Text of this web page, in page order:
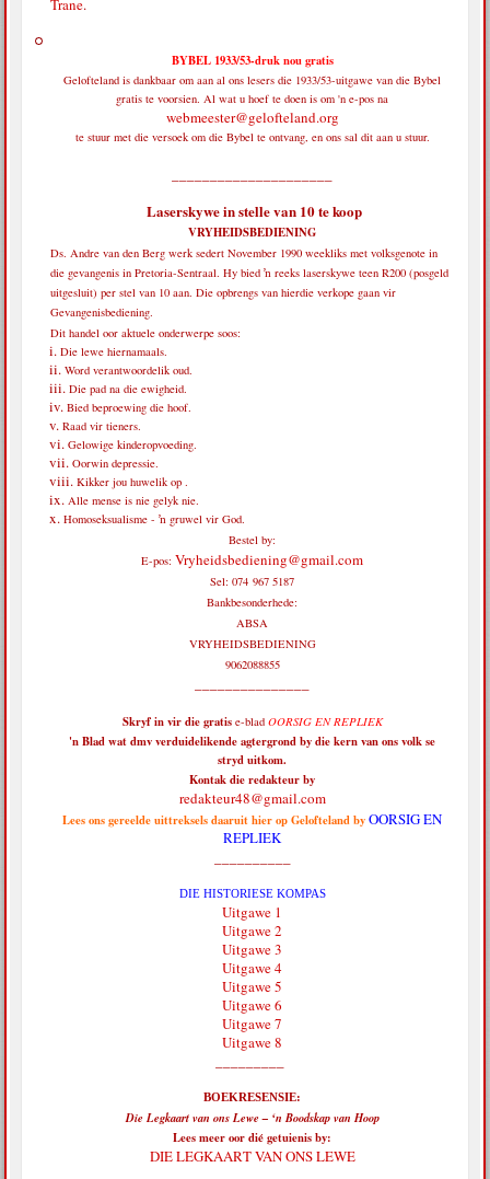
Trane.
BYBEL 1933/53-druk nou gratis
Gelofteland is dankbaar om aan al ons lesers die 1933/53-uitgawe van die Bybel
gratis te voorsien. Al wat u hoef te doen is om 'n e-pos na
webmeester@gelofteland.org
te stuur met die versoek om die Bybel te ontvang, en ons sal dit aan u stuur.
Laserskywe in stelle van 10 te koop
VRYHEIDSBEDIENING
Ds. Andre van den Berg werk sedert November 1990 weekliks met volksgenote in
die gevangenis in Pretoria-Sentraal. Hy bied ŉ reeks laserskywe teen R200 (posgeld
uitgesluit) per stel van 10 aan. Die opbrengs van hierdie verkope gaan vir
Gevangenisbediening.
Dit handel oor aktuele onderwerpe soos:
Die lewe hiernamaals.
Word verantwoordelik oud.
Die pad na die ewigheid.
Bied beproewing die hoof.
Raad vir tieners.
Gelowige kinderopvoeding.
Oorwin depressie.
Kikker jou huwelik op .
Alle mense is nie gelyk nie.
Homoseksualisme - ŉ gruwel vir God.
Bestel by:
E-pos: Vryheidsbediening@gmail.com
Sel: 074 967 5187
Bankbesonderhede:
ABSA
VRYHEIDSBEDIENING
9062088855
Skryf in vir diegratise-bladOORSIG EN REPLIEK
'n Blad wat dmv verduidelikende agtergrond by die kern van ons volk se
stryd uitkom.
Kontak die redakteur by
redakteur48@gmail.com
Lees ons gereelde uittreksels daaruit hier op Gelofteland byOORSIG EN
REPLIEK
DIE HISTORIESE KOMPAS
Uitgawe 1
Uitgawe 2
Uitgawe 3
Uitgawe 4
Uitgawe 5
Uitgawe 6
Uitgawe 7
Uitgawe 8
BOEKRESENSIE:
Die Legkaart van ons Lewe – ‘n Boodskap van Hoop
Lees meer oor dié getuienis by:
DIE LEGKAART VAN ONS LEWE